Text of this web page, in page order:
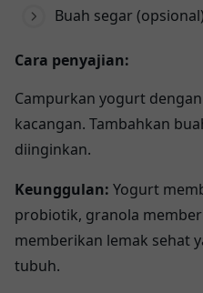
Buah segar (opsional)
Cara penyajian:
Campurkan yogurt
kacangan. Tambahkan
diinginkan.
Keunggulan: Yogurt
probiotik, granola
memberikan lemak sehat
tubuh.